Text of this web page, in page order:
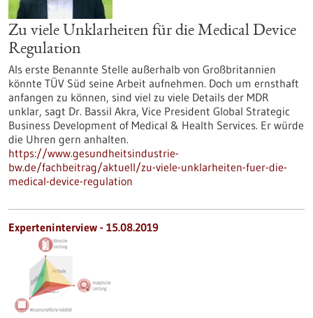
Zu viele Unklarheiten für die Medical Device
Regulation
Als erste Benannte Stelle außerhalb von Großbritannien
könnte TÜV Süd seine Arbeit aufnehmen. Doch um ernsthaft
anfangen zu können, sind viel zu viele Details der MDR
unklar, sagt Dr. Bassil Akra, Vice President Global Strategic
Business Development of Medical & Health Services. Er würde
die Uhren gern anhalten.
https://www.gesundheitsindustrie-
bw.de/fachbeitrag/aktuell/zu-viele-unklarheiten-fuer-die-
medical-device-regulation
Experteninterview - 15.08.2019